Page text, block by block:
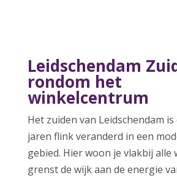
Leidschendam
rondom het
winkelcentrum
Het zuiden van Leidschendam
jaren flink veranderd in een
gebied. Hier woon je vlakbij alle
grenst de wijk aan de energie